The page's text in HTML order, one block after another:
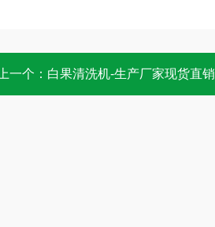
一个： 白果清洗机-生产厂家现货直销